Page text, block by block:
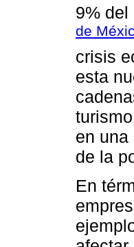
9% del
de
crisis
esta
en una
de la
En